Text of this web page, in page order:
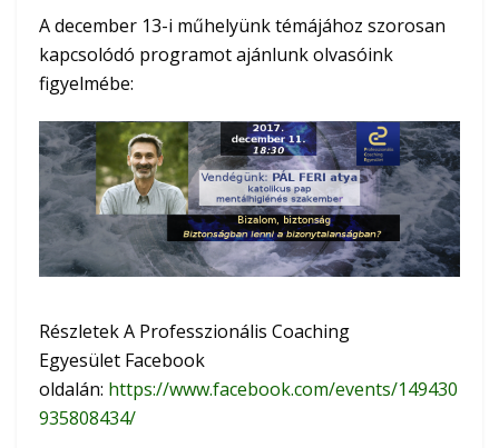
A december 13-i műhelyünk témájához szorosan
kapcsolódó programot ajánlunk olvasóink
figyelmébe:
Részletek A Professzionális Coaching
Egyesület Facebook
oldalán: https://www.facebook.com/events/149430
935808434/